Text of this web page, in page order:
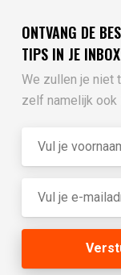
ONTVANG DE
TIPS IN JE
We zullen je niet
zelf namelijk ook